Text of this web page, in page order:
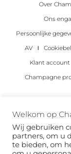
Over
Ons
Persoonlijke
AV
Klant account
Champagne
Copyright
Welkom op
Wij gebruiken
partners, om u
te bieden, om